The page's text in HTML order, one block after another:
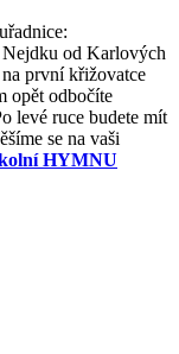
od Karlových
první křižovatce
opět odbočíte
levé ruce budete mít
se na vaši
HYMNU